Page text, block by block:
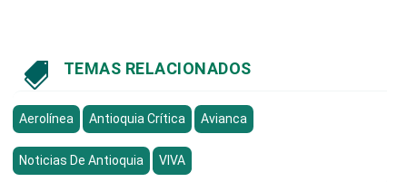
 TEMAS RELACIONADOS
Aerolínea Antioquia Crítica Avianca
Noticias De Antioquia VIVA